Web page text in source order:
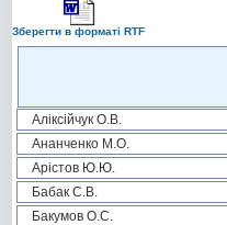
Зберегти в форматі RTF
Аліксійчук О.В.
Ананченко М.О.
Арістов Ю.Ю.
Бабак С.В.
Бакумов О.С.